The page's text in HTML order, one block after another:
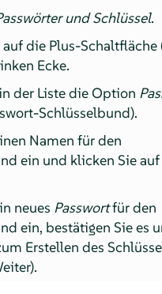
und Schlüssel.
auf die Plus-Schaltfläche
Ecke.
der Liste die Option
Schlüsselbund).
Namen für den
ein und klicken Sie auf
neues Passwortfür den
ein, bestätigen Sie es
Erstellen des